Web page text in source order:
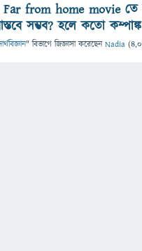
from home movie তে
সম্ভব? হলে কতো
" বিভাগে জিজ্ঞাসাকরেছেনNadia (